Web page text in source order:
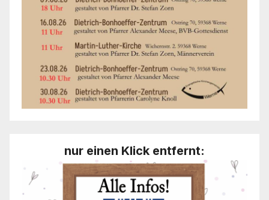
nur einen Klick entfernt: